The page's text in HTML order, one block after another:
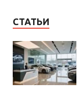
СТАТЬИ